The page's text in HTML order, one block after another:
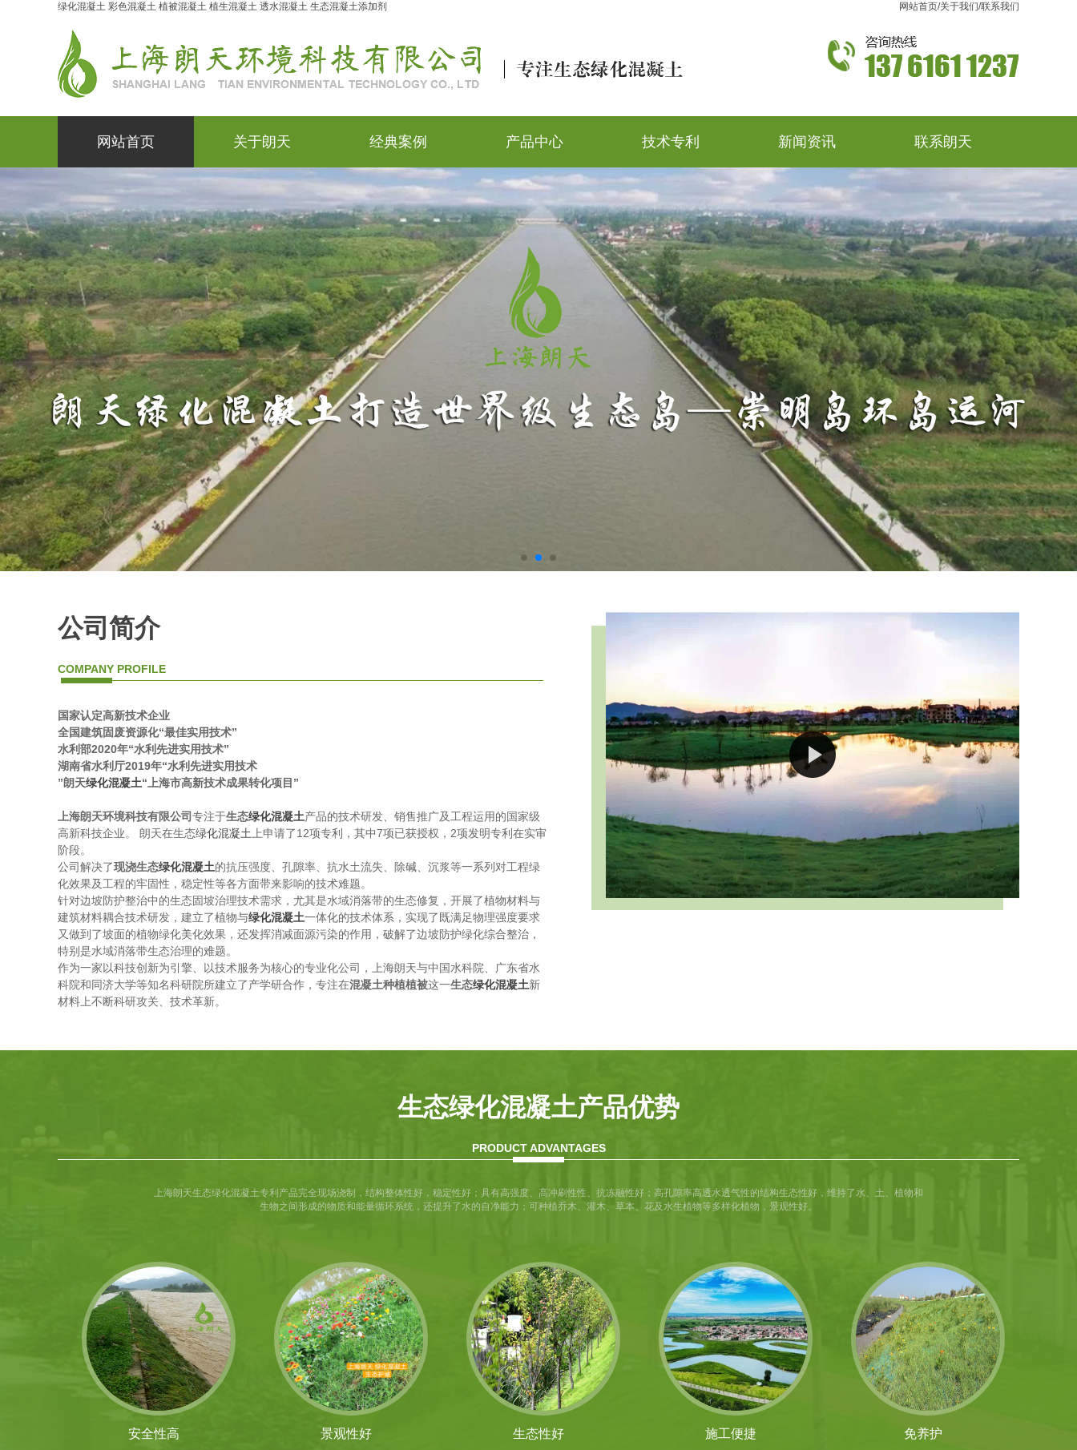
绿化混凝土 彩色混凝土 植被混凝土 植生混凝土 透水混凝土 生态混凝土添加剂 网站首页/关于我们/联系我们
网站首页 关于朗天 经典案例 产品中心 技术专利 新闻资讯 联系朗天
公司简介
COMPANY PROFILE
国家认定高新技术企业
全国建筑固废资源化“最佳实用技术”
水利部2020年“水利先进实用技术”
湖南省水利厅2019年“水利先进实用技术
”朗天绿化混凝土“ 上海市高新技术成果转化项目 ”
上海朗天环境科技有限公司专注于生态绿化混凝土产品的技术研发、销售推广及工程运用的国家级
高新科技企业。 朗天在生态绿化混凝土 上申请了12项专利，其中7项已获授权，2项发明专利在实审
阶段。
公司解决了现浇生态绿化混凝土的抗压强度、孔隙率、抗水土流失、除碱、沉浆等一系列对工程绿
化效果及工程的牢固性，稳定性等各方面带来影响的技术难题。
针对边坡防护整治中的生态固坡治理技术需求，尤其是水域消落带的生态修复，开展了植物材料与
建筑材料耦合技术研发，建立了植物与绿化混凝土一体化的技术体系，实现了既满足物理强度要求
又做到了坡面的植物绿化美化效果，还发挥消减面源污染的作用，破解了边坡防护绿化综合整治，
特别是水域消落带生态治理的难题。
作为一家以科技创新为引擎、以技术服务为核心的专业化公司，上海朗天与中国水科院、广东省水
科院和同济大学等知名科研院所建立了产学研合作，专注在混凝土种植植被这一生态绿化混凝土新
材料上不断科研攻关、技术革新。
生态绿化混凝土产品优势
PRODUCT ADVANTAGES
上海朗天生态绿化混凝土专利产品完全现场浇制，结构整体性好，稳定性好；具有高强度、高冲刷性性、抗冻融性好；高孔隙率高透水透气性的结构生态性好，维持了水、土、植物和
生物之间形成的物质和能量循环系统，还提升了水的自净能力；可种植乔木、灌木、草本、花及水生植物等多样化植物，景观性好。
安全性高 景观性好 生态性好 施工便捷 免养护